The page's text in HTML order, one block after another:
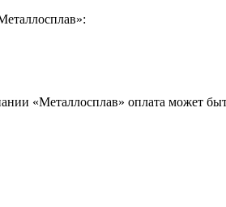
«Металлосплав» оплата может